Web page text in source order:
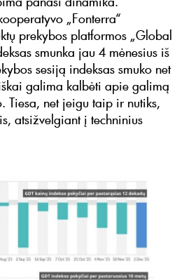
„Fonterra“
prekybos platformos „Global
smunka jau 4 mėnesius iš
sesiją indeksas smuko net
galima kalbėti apie galimą
Tiesa, net jeigu taip ir nutiks,
atsižvelgiant į techninius